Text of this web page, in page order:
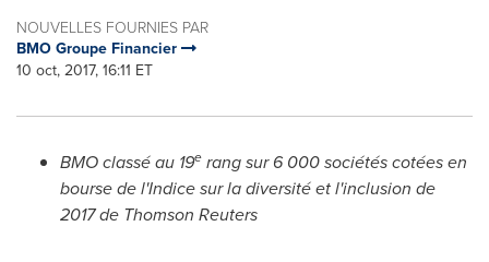
NOUVELLES FOURNIES PAR
BMO Groupe Financier
10 oct, 2017, 16:11 ET
BMO classé au 19e rang sur 6 000 sociétés cotées en
bourse de l'Indice sur la diversité et l'inclusion de
2017 de Thomson Reuters